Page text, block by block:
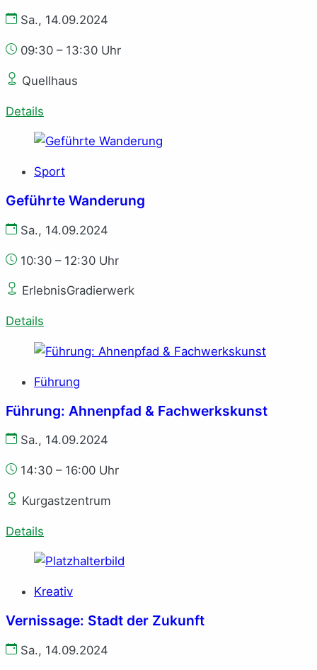
Sa., 14.09.2024
09:30 – 13:30 Uhr
Quellhaus
Details
Sport
Geführte Wanderung
Sa., 14.09.2024
10:30 – 12:30 Uhr
ErlebnisGradierwerk
Details
Führung
Führung: Ahnenpfad & Fachwerkskunst
Sa., 14.09.2024
14:30 – 16:00 Uhr
Kurgastzentrum
Details
Kreativ
Vernissage: Stadt der Zukunft
Sa., 14.09.2024